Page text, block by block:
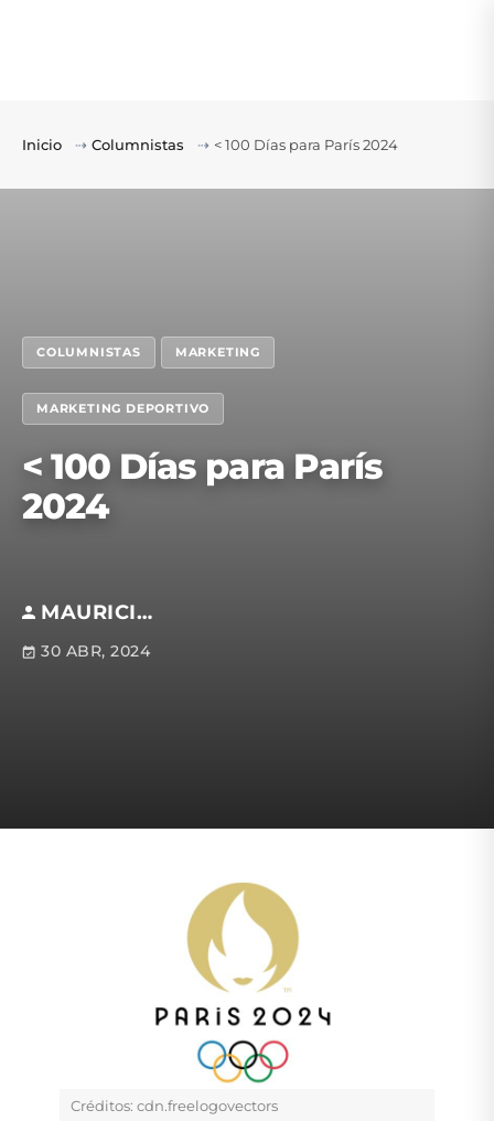
Inicio ⇢ Columnistas ⇢ < 100 Días para París 2024
COLUMNISTAS MARKETING
MARKETING DEPORTIVO
< 100 Días para París
2024
MAURICIO RAMÍREZ CUESTA
30 ABR, 2024
Créditos: cdn.freelogovectors